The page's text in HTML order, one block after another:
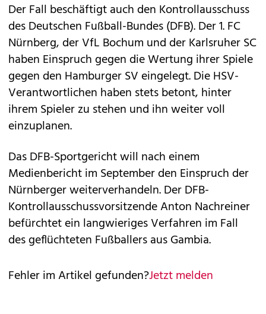
Der Fall beschäftigt auch den Kontrollausschuss
des Deutschen Fußball-Bundes (DFB). Der 1. FC
Nürnberg, der VfL Bochum und der Karlsruher SC
haben Einspruch gegen die Wertung ihrer Spiele
gegen den Hamburger SV eingelegt. Die HSV-
Verantwortlichen haben stets betont, hinter
ihrem Spieler zu stehen und ihn weiter voll
einzuplanen.
Das DFB-Sportgericht will nach einem
Medienbericht im September den Einspruch der
Nürnberger weiterverhandeln. Der DFB-
Kontrollausschussvorsitzende Anton Nachreiner
befürchtet ein langwieriges Verfahren im Fall
des geflüchteten Fußballers aus Gambia.
Fehler im Artikel gefunden?Jetzt melden